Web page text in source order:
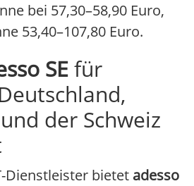
bei 57,30–58,90 Euro,
53,40–107,80 Euro.
SEfür
der Schweiz
Dienstleister bietet adesso